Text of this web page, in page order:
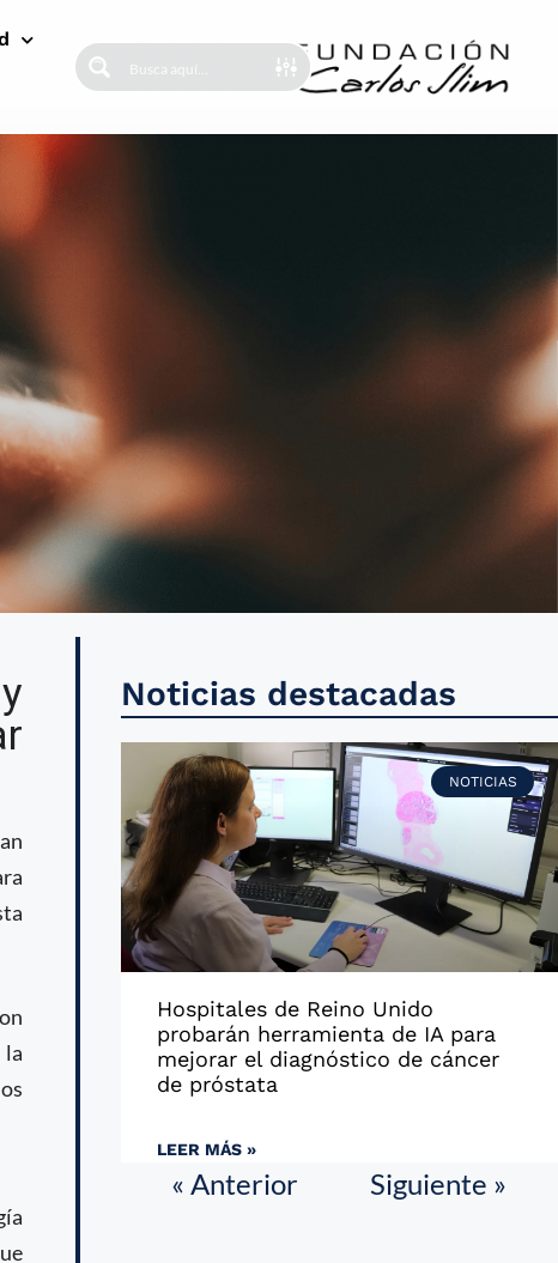
la
Noticias destacadas
NOTICIAS
Hospitales de Reino Unido
probarán herramienta de IA para
mejorar el diagnóstico de cáncer
de próstata
LEER MÁS »
« Anterior Siguiente »